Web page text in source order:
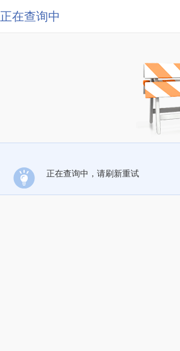
正在查询中
正在查询中，请刷新重试